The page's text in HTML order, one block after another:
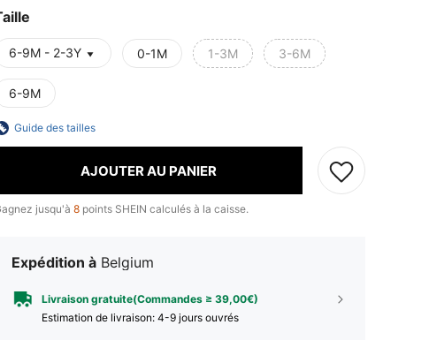
6-9M - 2-3Y 0-1M 1-3M 3-6M
6-9M
Guide des tailles
AJOUTER AU PANIER
jusqu'à 8 points SHEIN calculés à la caisse.
Expédition à Belgium
Livraison gratuite(Commandes ≥ 39,00€)
Estimation de livraison: 4-9 jours ouvrés